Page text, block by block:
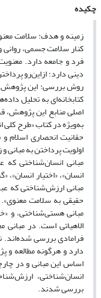
چکیده
زمینه و هدف: سلامت
کنار سلامت جسمی،
فرد و جامعه دارد.
دینی دارد؛ ازاین‌رو
روش بررسی: این پژوهش
کتابخانه‌ای به تحلیل
اصلی منابع این پژوهش،
به‌ویژه در کتاب «طرح کلی
حقانیت انحصاری اسلام
اولویت پرداختن به
مبانی انسان‌شناختی که
انسان»، «اختیار
مبانی ارزش‌شناختی که
حقیقی به سلامت
مبانی هستی‌شناختی، و
الاهیاتی است. در
فرامادی بررسی شده‌اند.
دارد و هرگونه مطالعه و
اساس این مبانی و در
انسان‌شناختی،
بررسی شدند.